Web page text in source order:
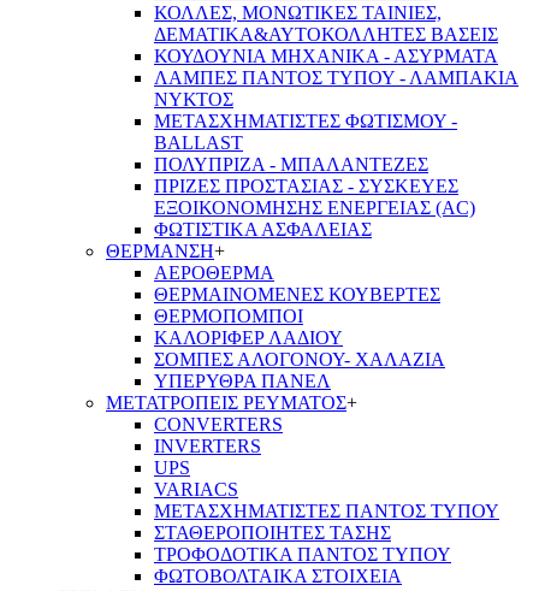
ΚΟΛΛΕΣ, ΜΟΝΩΤΙΚΕΣ ΤΑΙΝΙΕΣ,
ΔΕΜΑΤΙΚΑ&ΑΥΤΟΚΟΛΛΗΤΕΣ ΒΑΣΕΙΣ
ΚΟΥΔΟΥΝΙΑ ΜΗΧΑΝΙΚΑ - ΑΣΥΡΜΑΤΑ
ΛΑΜΠΕΣ ΠΑΝΤΟΣ ΤΥΠΟΥ - ΛΑΜΠΑΚΙΑ
ΝΥΚΤΟΣ
ΜΕΤΑΣΧΗΜΑΤΙΣΤΕΣ ΦΩΤΙΣΜΟΥ -
BALLAST
ΠΟΛΥΠΡΙΖΑ - ΜΠΑΛΑΝΤΕΖΕΣ
ΠΡΙΖΕΣ ΠΡΟΣΤΑΣΙΑΣ - ΣΥΣΚΕΥΕΣ
ΕΞΟΙΚΟΝΟΜΗΣΗΣ ΕΝΕΡΓΕΙΑΣ (AC)
ΦΩΤΙΣΤΙΚΑ ΑΣΦΑΛΕΙΑΣ
ΘΕΡΜΑΝΣΗ+
ΑΕΡΟΘΕΡΜΑ
ΘΕΡΜΑΙΝΟΜΕΝΕΣ ΚΟΥΒΕΡΤΕΣ
ΘΕΡΜΟΠΟΜΠΟΙ
ΚΑΛΟΡΙΦΕΡ ΛΑΔΙΟΥ
ΣΟΜΠΕΣ ΑΛΟΓΟΝΟΥ- ΧΑΛΑΖΙΑ
ΥΠΕΡΥΘΡΑ ΠΑΝΕΛ
ΜΕΤΑΤΡΟΠΕΙΣ ΡΕΥΜΑΤΟΣ+
CONVERTERS
INVERTERS
UPS
VARIACS
ΜΕΤΑΣΧΗΜΑΤΙΣΤΕΣ ΠΑΝΤΟΣ ΤΥΠΟΥ
ΣΤΑΘΕΡΟΠΟΙΗΤΕΣ ΤΑΣΗΣ
ΤΡΟΦΟΔΟΤΙΚΑ ΠΑΝΤΟΣ ΤΥΠΟΥ
ΦΩΤΟΒΟΛΤΑΙΚΑ ΣΤΟΙΧΕΙΑ